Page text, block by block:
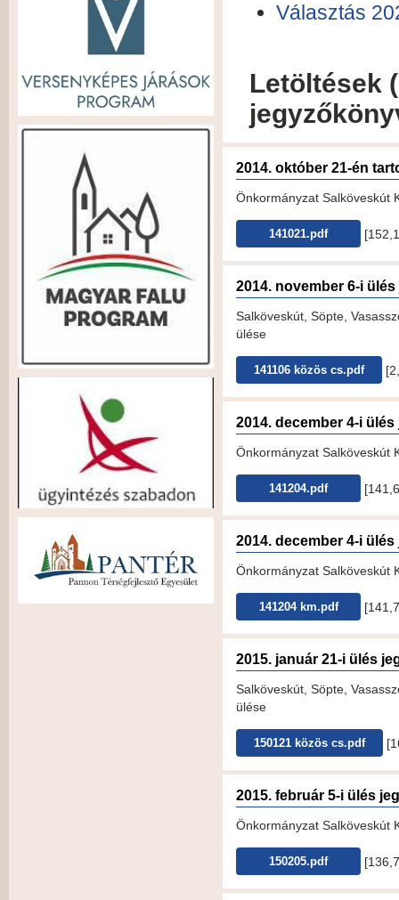
Választás
Letöltések
2014. október 21-én
Önkormányzat Salköveskút
141021.pdf
2014. november 6-i
Salköveskút, Söpte,
ülése
141106 közös cs.pdf
2014. december 4-i
Önkormányzat Salköveskút
141204.pdf
2014. december 4-i
Önkormányzat Salköveskút
141204 km.pdf
2015. január 21-i ülés
Salköveskút, Söpte,
ülése
150121 közös cs.pdf
2015. február 5-i ülés
Önkormányzat Salköveskút
150205.pdf